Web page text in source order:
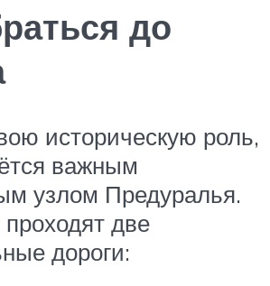
до
историческую роль,
важным
узлом Предуралья.
проходят две
дороги: